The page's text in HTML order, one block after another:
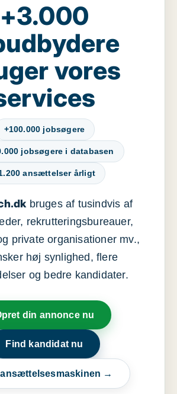
+3.000
vores
+100.000 jobsøgere
jobsøgere i databasen
ansættelser årligt
bruges af tusindvis af
rekrutteringsbureauer,
private organisationer mv.,
høj synlighed, flere
og bedre kandidater.
din annonce nu
Find kandidat nu
→